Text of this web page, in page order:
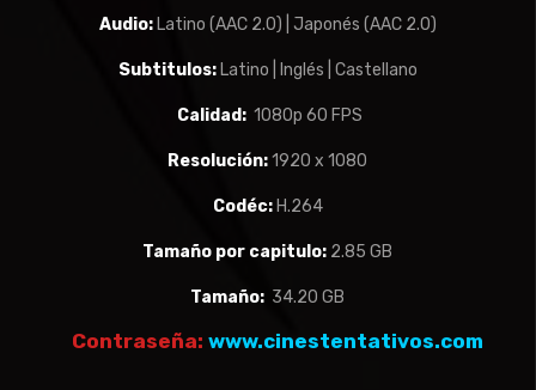
Audio: Latino (AAC 2.0) | Japonés (AAC 2.0)
Subtitulos: Latino | Inglés | Castellano
Calidad: 1080p 60 FPS
Resolución:1920 x 1080
Codéc: H.264
Tamaño por capitulo: 2.85 GB
Tamaño: 34.20 GB
Contraseña: www.cinestentativos.com